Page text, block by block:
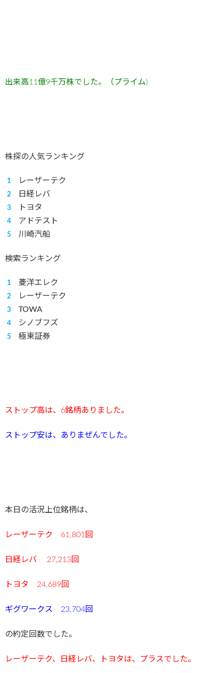
出来高11億9千万株でした。（プライム)
株探の人気ランキング
レーザーテク
日経レバ
トヨタ
アドテスト
川崎汽船
検索ランキング
菱洋エレク
レーザーテク
TOWA
シノブフズ
極東証券
ストップ高は、6銘柄ありました。
ストップ安は、ありまぜんでした。
本日の活況上位銘柄は、
レーザーテク 61,801回
日経レバ 27,213回
トヨタ 24,689回
ギグワークス 23,704回
の約定回数でした。
レーザーテク、日経レバ、トヨタは、プラスでした。